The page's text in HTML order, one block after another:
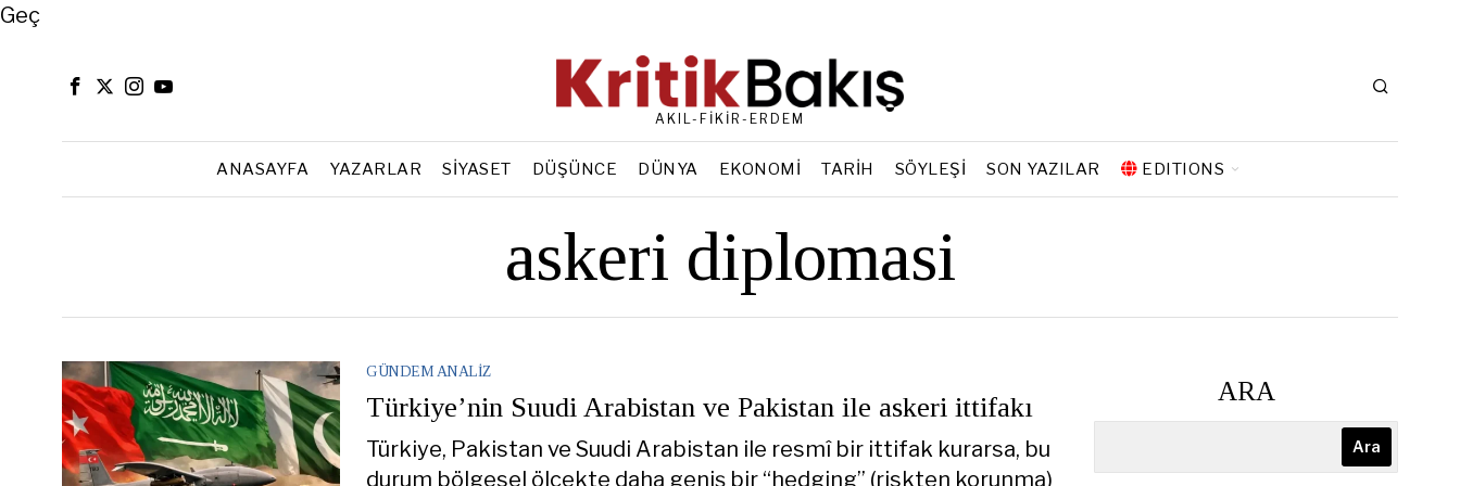
Close
Geç
AKIL-FİKİR-ERDEM
ANASAYFA YAZARLAR SIYASET DÜŞÜNCE DÜNYA EKONOMI TARIH SÖYLEŞI SON YAZILAR EDITIONS
askeri diplomasi
GÜNDEM ANALIZ
Türkiye’nin Suudi Arabistan ve Pakistan ile askeri ittifakı
Türkiye, Pakistan ve Suudi Arabistan ile resmî bir ittifak kurarsa, bu
durum bölgesel ölçekte daha geniş bir “hedging” (riskten korunma)
ARA
Ara